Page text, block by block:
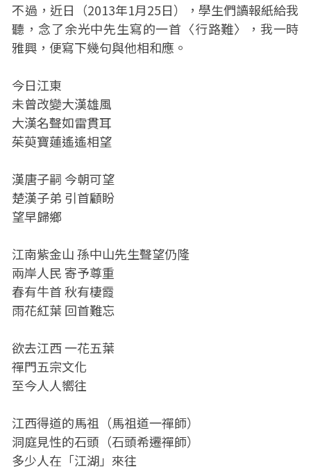
不過，近日（2013年1月25日），學生們讀報紙給我
聽，念了余光中先生寫的一首〈行路難〉，我一時
雅興，便寫下幾句與他相和應。
今日江東
未曾改變大漢雄風
大漢名聲如雷貫耳
茱萸寶蓮遙遙相望
漢唐子嗣 今朝可望
楚漢子弟 引首顧盼
望早歸鄉
江南紫金山 孫中山先生聲望仍隆
兩岸人民 寄予尊重
春有牛首 秋有棲霞
雨花紅葉 回首難忘
欲去江西 一花五葉
禪門五宗文化
至今人人嚮往
江西得道的馬祖（馬祖道一禪師）
洞庭見性的石頭（石頭希遷禪師）
多少人在「江湖」來往